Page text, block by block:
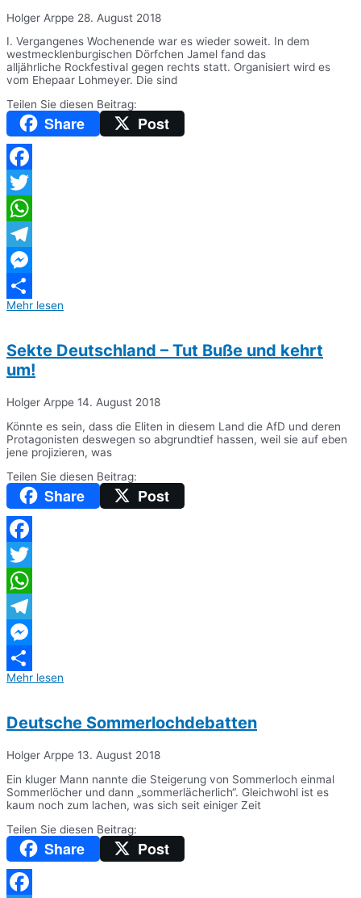
Holger Arppe 28. August 2018
I. Vergangenes Wochenende war es wieder soweit. In dem
westmecklenburgischen Dörfchen Jamel fand das
alljährliche Rockfestival gegen rechts statt. Organisiert wird es
vom Ehepaar Lohmeyer. Die sind
Teilen Sie diesen Beitrag:
Share Post
Facebook
Twitter
WhatsApp
Telegram
Messenger
Teilen
Mehr lesen
Sekte Deutschland – Tut Buße und kehrt
um!
Holger Arppe 14. August 2018
Könnte es sein, dass die Eliten in diesem Land die AfD und deren
Protagonisten deswegen so abgrundtief hassen, weil sie auf eben
jene projizieren, was
Teilen Sie diesen Beitrag:
Share Post
Facebook
Twitter
WhatsApp
Telegram
Messenger
Teilen
Mehr lesen
Deutsche Sommerlochdebatten
Holger Arppe 13. August 2018
Ein kluger Mann nannte die Steigerung von Sommerloch einmal
Sommerlöcher und dann „sommerlächerlich“. Gleichwohl ist es
kaum noch zum lachen, was sich seit einiger Zeit
Teilen Sie diesen Beitrag:
Share Post